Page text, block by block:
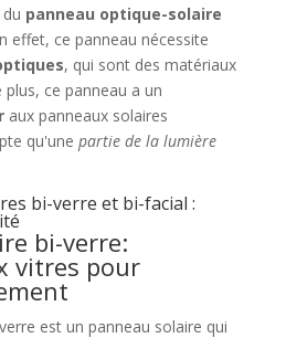
panneau optique-solaire
effet, ce panneau nécessite
, qui sont des matériaux
ce panneau a un
aux panneaux solaires
qu'une partie de la lumière
bi-verre et bi-facial :
bi-verre:
vitres pour
est un panneau solaire qui